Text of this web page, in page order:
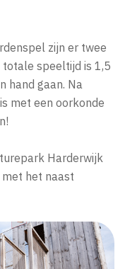
zijn er twee
speeltijd is 1,5
hand gaan. Na
met een oorkonde
Harderwijk
het naast